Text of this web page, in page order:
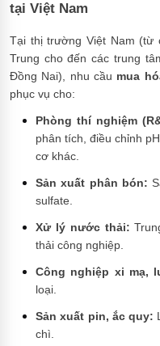
tại Việt Nam
Tại thị trường Việt Nam (từ
Trung cho đến các trung
Đồng Nai), nhu cầu mua
phục vụ cho:
Phòng thí nghiệm
phân tích, điều chỉnh
cơ khác.
Sản xuất phân bón:
sulfate.
Xử lý nước thải:
thải công nghiệp.
Công nghiệp xi mạ,
loại.
Sản xuất pin, ắc quy:
chì.